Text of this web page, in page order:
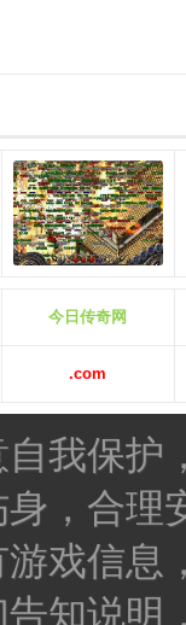
今日传奇网
.com
我保护
身，合理
戏信息
知说明